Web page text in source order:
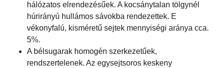
hálózatos elrendezésűek. A kocsánytalan tölgynél
húrirányú hullámos sávokba rendezettek. E
vékonyfalú, kisméretű sejtek mennyiségi aránya cca.
5%.
A bélsugarak homogén szerkezetűek,
rendszertelenek. Az egysejtsoros keskeny